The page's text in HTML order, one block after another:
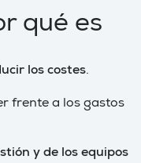
qué es
los costes.
frente a los gastos
y de los equipos